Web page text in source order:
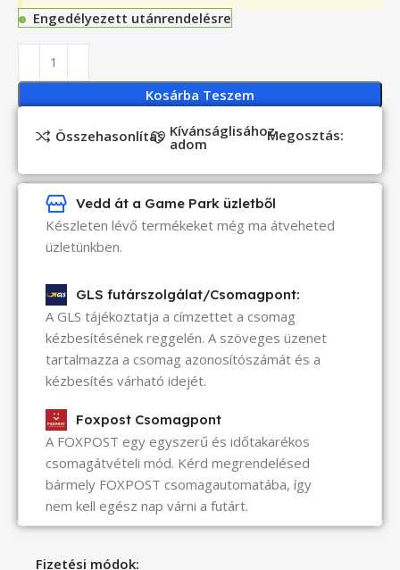
Engedélyezett utánrendelésre
Kosárba Teszem
Összehasonlítás Kívánságlisához
adom Megosztás:
Vedd át a Game Park üzletből
Készleten lévő termékeket még ma átveheted
üzletünkben.
GLS futárszolgálat/Csomagpont:
A GLS tájékoztatja a címzettet a csomag
kézbesítésének reggelén. A szöveges üzenet
tartalmazza a csomag azonosítószámát és a
kézbesítés várható idejét.
Foxpost Csomagpont
A FOXPOST egy egyszerű és időtakarékos
csomagátvételi mód. Kérd megrendelésed
bármely FOXPOST csomagautomatába, így
nem kell egész nap várni a futárt.
Fizetési módok: